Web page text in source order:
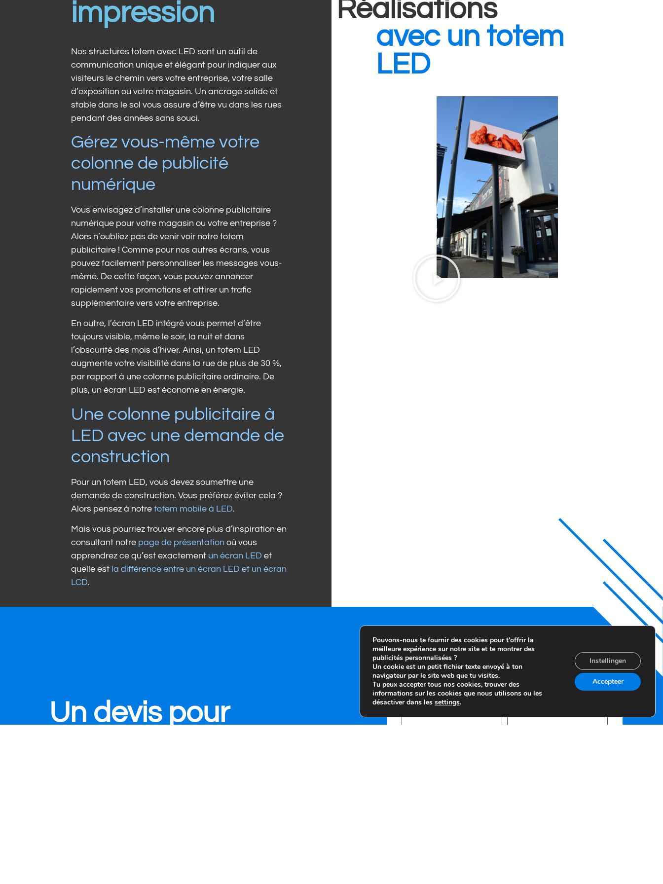
impression
Nos structures totem avec LED sont un outil de
communication unique et élégant pour indiquer aux
visiteurs le chemin vers votre entreprise, votre salle
d’exposition ou votre magasin. Un ancrage solide et
stable dans le sol vous assure d’être vu dans les rues
pendant des années sans souci.
Gérez vous-même votre
colonne de publicité
numérique
Vous envisagez d’installer une colonne publicitaire
numérique pour votre magasin ou votre entreprise ?
Alors n’oubliez pas de venir voir notre totem
publicitaire ! Comme pour nos autres écrans, vous
pouvez facilement personnaliser les messages vous-
même. De cette façon, vous pouvez annoncer
rapidement vos promotions et attirer un trafic
supplémentaire vers votre entreprise.
En outre, l’écran LED intégré vous permet d’être
toujours visible, même le soir, la nuit et dans
l’obscurité des mois d’hiver. Ainsi, un totem LED
augmente votre visibilité dans la rue de plus de 30 %,
par rapport à une colonne publicitaire ordinaire. De
plus, un écran LED est économe en énergie.
Une colonne publicitaire à
LED avec une demande de
construction
Pour un totem LED, vous devez soumettre une
demande de construction. Vous préférez éviter cela ?
Alors pensez à notre totem mobile à LED.
Mais vous pourriez trouver encore plus d’inspiration en
consultant notre page de présentation où vous
apprendrez ce qu’est exactement un écran LED et
quelle est la différence entre un écran LED et un écran
LCD.
Réalisations
avec un totem
LED
Un devis pour
Votre prénom
Pouvons-nous te fournir des cookies pour t'offrir la
meilleure expérience sur notre site et te montrer des
publicités personnalisées ?
Un cookie est un petit fichier texte envoyé à ton
navigateur par le site web que tu visites.
Tu peux accepter tous nos cookies, trouver des
informations sur les cookies que nous utilisons ou les
désactiver dans les settings.
Accepteer
Instellingen